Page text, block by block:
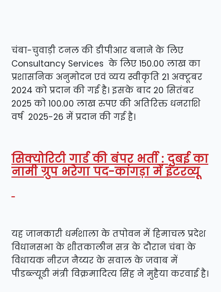
चंबा-चुवाड़ी टनल की डीपीआर बनाने के लिए
Consultancy Services के लिए 150.00 लाख का
प्रशासनिक अनुमोदन एवं व्यय स्वीकृति 21 अक्टूबर
2024 को प्रदान की गई है। इसके बाद 20 सितंबर
2025 को 100.00 लाख रुपए की अतिरिक्त धनराशि
वर्ष 2025-26 में प्रदान की गई है।
सिक्योरिटी गार्ड की बंपर भर्ती : दुबई का
नामी ग्रुप भरेगा पद-कांगड़ा में इंटरव्यू
यह जानकारी धर्मशाला के तपोवन में हिमाचल प्रदेश
विधानसभा के शीतकालीन सत्र के दौरान चंबा के
विधायक नीरज नैय्यर के सवाल के जवाब में
पीडब्ल्यूडी मंत्री विक्रमादित्य सिंह ने मुहैया करवाई है।